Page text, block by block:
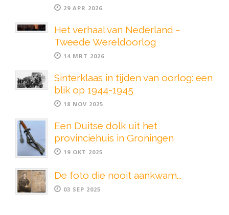
29 APR 2026
Het verhaal van Nederland -
Tweede Wereldoorlog
14 MRT 2026
Sinterklaas in tijden van oorlog: een
blik op 1944-1945
18 NOV 2025
Een Duitse dolk uit het
provinciehuis in Groningen
19 OKT 2025
De foto die nooit aankwam...
03 SEP 2025